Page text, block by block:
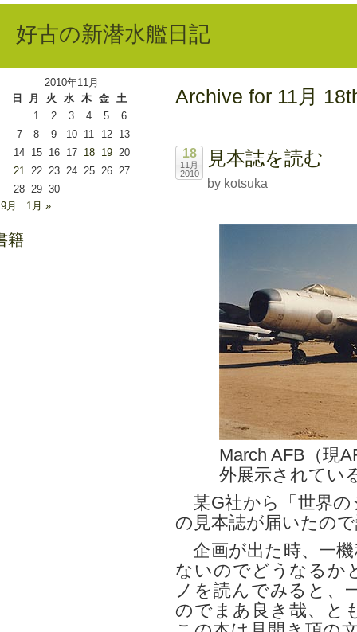
好古の新潜水艦日記
Archive for 11月
18
11月
2010
見本誌を読む
by kotsuka
March AFB（現
外展示されてい
某G社から「世界の
の見本誌が届いたの
企画が出た時、一
ないのでどうなるか
ノを読んでみると、
のでまあ良き哉、と
2010年11月
日
月 火 水 木 金
土
1
2 3 4 5
6
7
8 9 10 11 12
13
14 15 16 17 18 19 20
21 22 23 24 25 26 27
28 29 30
月
1月 »
籍